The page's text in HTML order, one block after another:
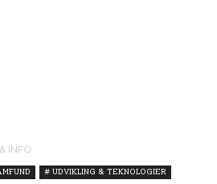
INFO
# UDVIKLING & TEKNOLOGIER